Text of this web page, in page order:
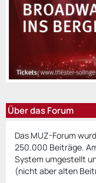
Über das Forum
Das MUZ-Forum
250.000 Beiträge.
System umgestellt
(nicht aber alten